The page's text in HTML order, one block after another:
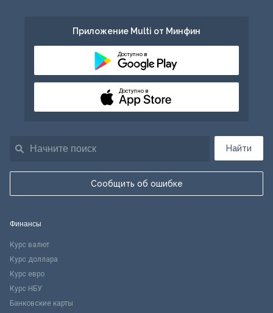
Найти
Сообщить об ошибке
Приложение Multi от Минфин
Доступно в
Доступно в
Финансы
Курс валют
Курс доллара
Курс евро
Курс НБУ
Банковские карты